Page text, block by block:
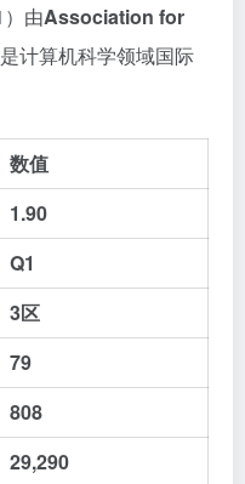
）由Association for
计算机科学领域国际
数值
1.90
Q1
3区
79
808
29,290